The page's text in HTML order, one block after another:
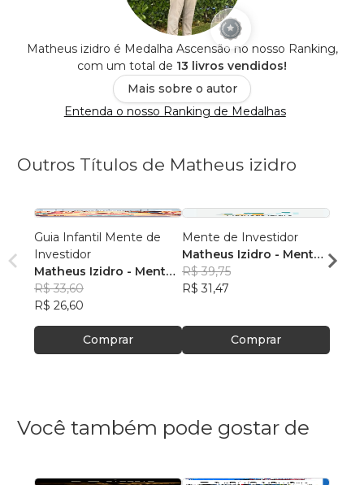
Matheus izidro é Medalha Ascensão no nosso Ranking,
com um total de 13 livros vendidos!
Mais sobre o autor
Entenda o nosso Ranking de Medalhas
Outros Títulos de Matheus izidro
Guia Infantil Mente de
Investidor
Matheus Izidro - Mente
de Dono
R$ 33,60
R$ 26,60
Comprar
Mente de Investidor
Matheus Izidro - Mente
de Dono
R$ 39,75
R$ 31,47
Comprar
Você também pode gostar de